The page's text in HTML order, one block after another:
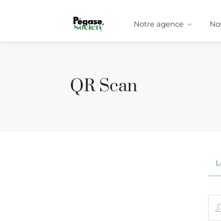
Notre agence
QR Scan